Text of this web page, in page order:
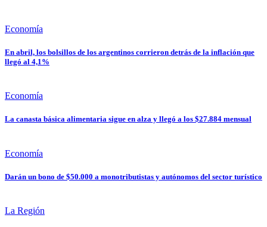
Economía
En abril, los bolsillos de los argentinos corrieron detrás de la inflación que
llegó al 4,1%
Economía
La canasta básica alimentaria sigue en alza y llegó a los $27.884 mensual
Economía
Darán un bono de $50.000 a monotributistas y autónomos del sector turístico
La Región